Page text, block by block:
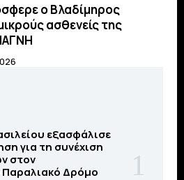
ο Βλαδίμηρος
ασθενείς της
εξασφάλισε
για τη συνέχιση
στον
Παραλιακό Δρόμο